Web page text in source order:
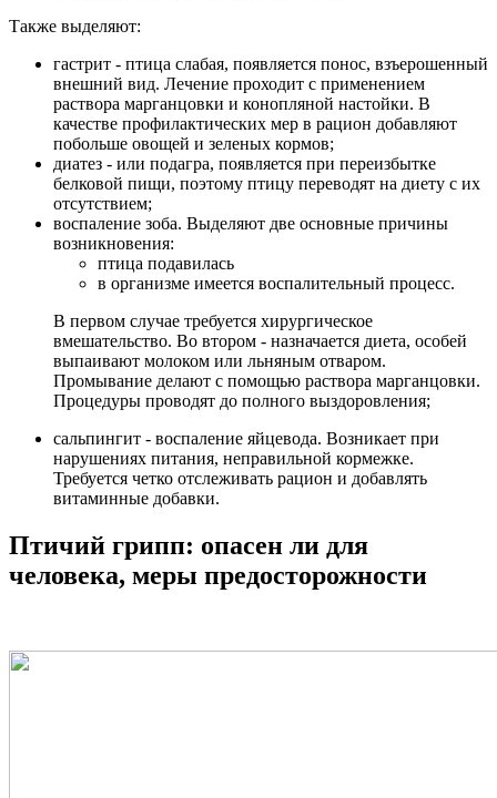
Также выделяют:
гастрит - птица слабая, появляется понос, взъерошенный
внешний вид. Лечение проходит с применением
раствора марганцовки и конопляной настойки. В
качестве профилактических мер в рацион добавляют
побольше овощей и зеленых кормов;
диатез - или подагра, появляется при переизбытке
белковой пищи, поэтому птицу переводят на диету с их
отсутствием;
воспаление зоба. Выделяют две основные причины
возникновения:
птица подавилась
в организме имеется воспалительный процесс.
В первом случае требуется хирургическое
вмешательство. Во втором - назначается диета, особей
выпаивают молоком или льняным отваром.
Промывание делают с помощью раствора марганцовки.
Процедуры проводят до полного выздоровления;
сальпингит - воспаление яйцевода. Возникает при
нарушениях питания, неправильной кормежке.
Требуется четко отслеживать рацион и добавлять
витаминные добавки.
Птичий грипп: опасен ли для
человека, меры предосторожности